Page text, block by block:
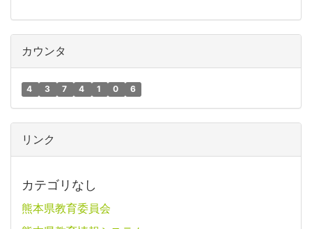
カウンタ
4 3 7 4 1 0 6
リンク
カテゴリなし
熊本県教育委員会